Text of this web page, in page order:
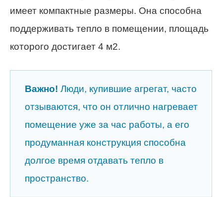
имеет компактные размеры. Она способна
поддерживать тепло в помещении, площадь
которого достигает 4 м2.
Важно! Люди, купившие агрегат, часто
отзываются, что он отлично нагревает
помещение уже за час работы, а его
продуманная конструкция способна
долгое время отдавать тепло в
пространство.